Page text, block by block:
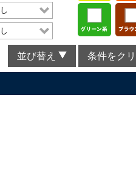
並び替え 条件をク